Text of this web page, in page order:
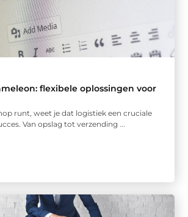
flexibele oplossingen voor
runt, weet je dat logistiek een cruciale
Van opslag tot verzending ...